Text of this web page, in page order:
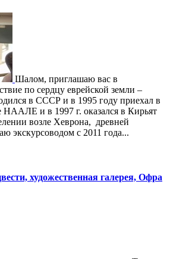
Шалом, приглашаю вас в
по сердцу еврейской земли –
в СССР и в 1995 году приехал в
НААЛЕ и в 1997 г. оказался в Кирьят
возле Хеврона, древней
экскурсоводом с 2011 года...
художественная галерея, Офра